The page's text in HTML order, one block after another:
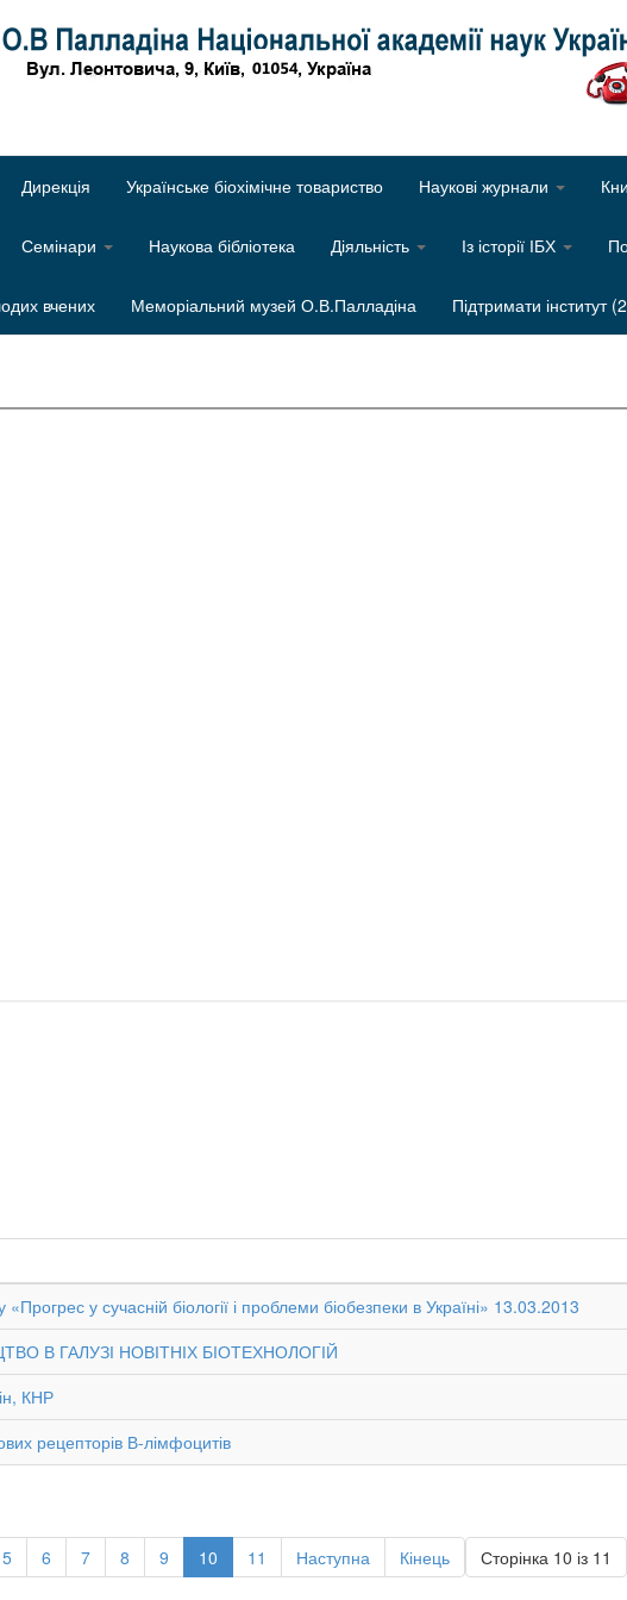
Дирекція Українське біохімічне товариство Наукові журнали
Семінари Наукова бібліотека Діяльність Із історії ІБХ
вчених Меморіальний музей О.В.Палладіна Підтримати інститут
у сучасній біології і проблеми біобезпеки в Україні» 13.03.2013
В ГАЛУЗІ НОВІТНІХ БІОТЕХНОЛОГІЙ
КНР
рецепторів В-лімфоцитів
Сторінка 10 із 11
5 6 7 8 9 10 11 Наступна Кінець